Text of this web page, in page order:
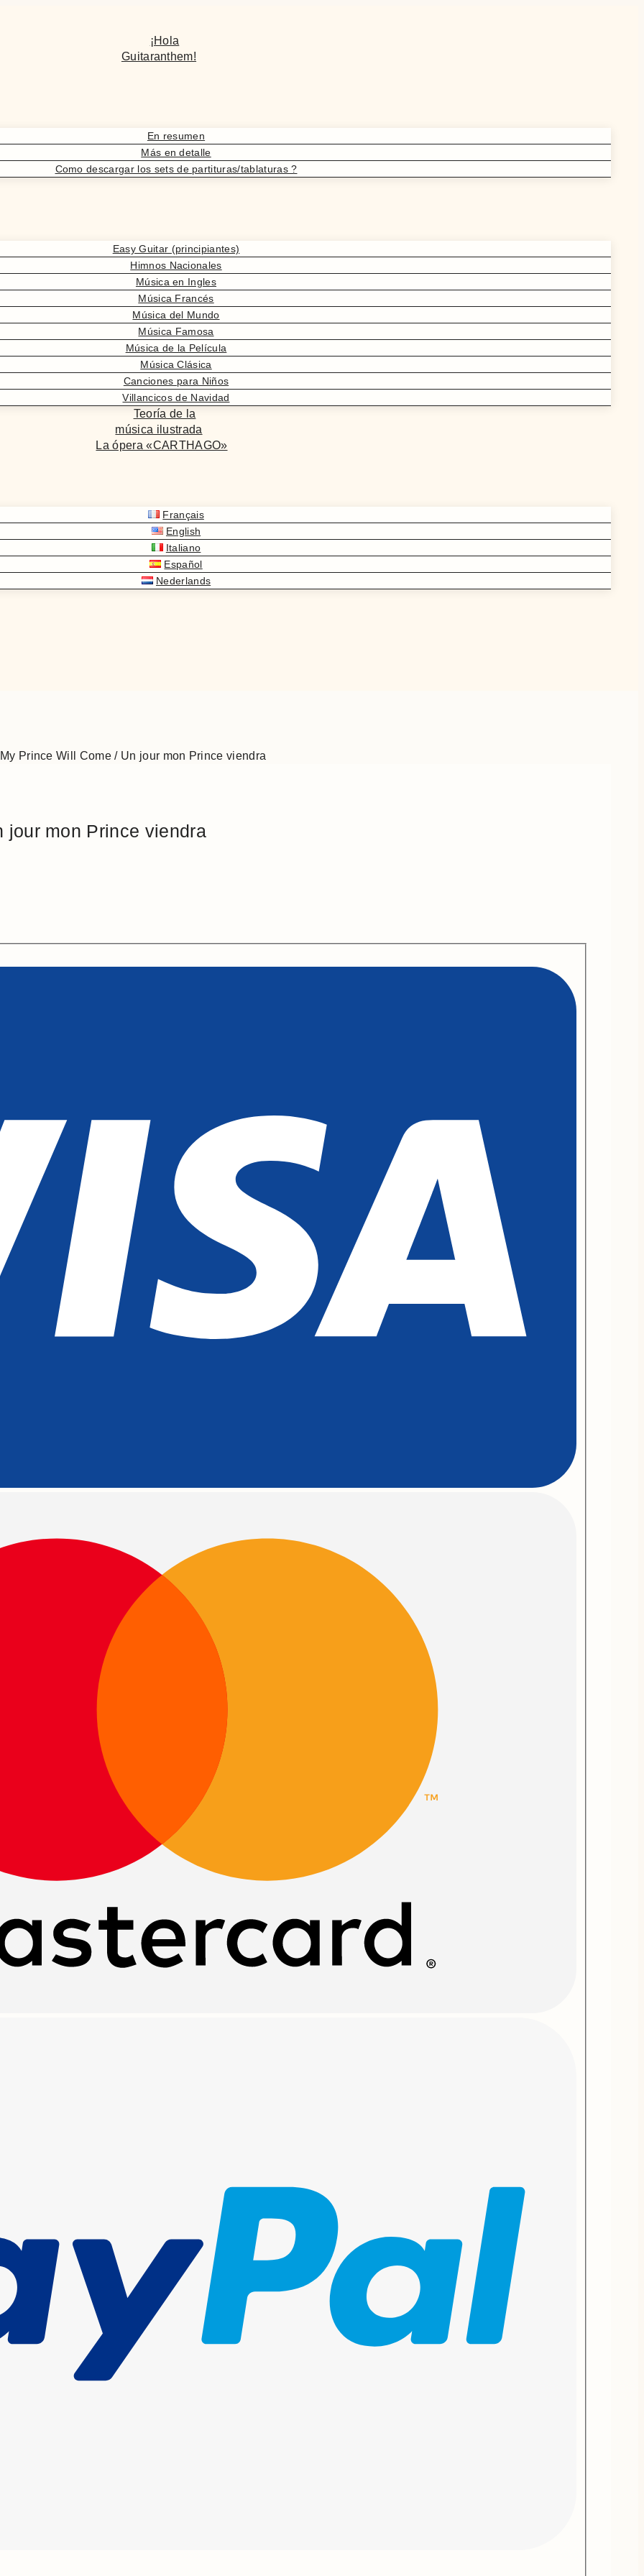
¡Hola
Guitaranthem!
En resumen
Más en detalle
Como descargar los sets de partituras/tablaturas ?
Easy Guitar (principiantes)
Himnos Nacionales
Música en Ingles
Música Francés
Música del Mundo
Música Famosa
Música de la Película
Música Clásica
Canciones para Niños
Villancicos de Navidad
Teoría de la
música ilustrada
La ópera «CARTHAGO»
Français
English
Italiano
Español
Nederlands
Prince Will Come / Un jour mon Prince viendra
jour mon Prince viendra